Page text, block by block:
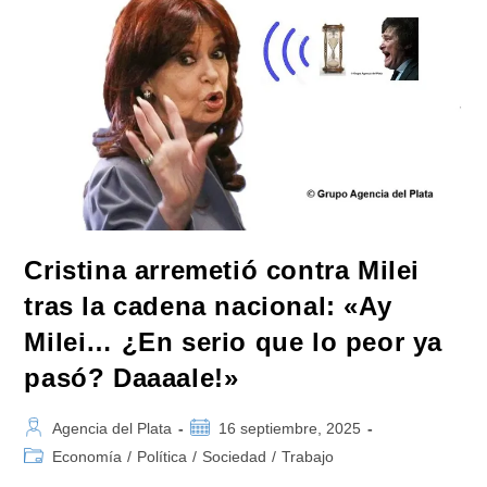
José
1111,
El
Pueblo
No
Cambia
De
Ideas…
Sigue
Las
Banderas
De
Evita
Y
Perón…»
Cristina arremetió contra Milei
tras la cadena nacional: «Ay
Milei… ¿En serio que lo peor ya
pasó? Daaaale!»
Autor
de
Agencia del Plata
Publicación
de
16 septiembre, 2025
Categoría
Economía / Política / Sociedad / Trabajo